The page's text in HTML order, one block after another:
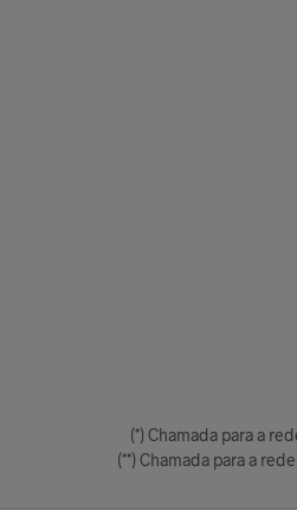
(*) Chamada para a
(**) Chamada para a